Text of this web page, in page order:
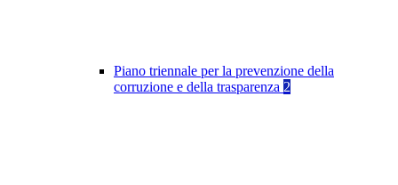
Piano triennale per la prevenzione della
corruzione e della trasparenza 2